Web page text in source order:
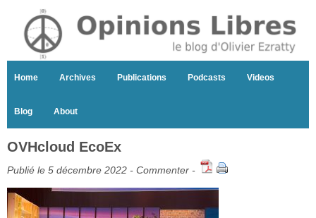
Home Archives Publications Podcasts Videos
Blog About
OVHcloud EcoEx
Publié le 5 décembre 2022 - Commenter -